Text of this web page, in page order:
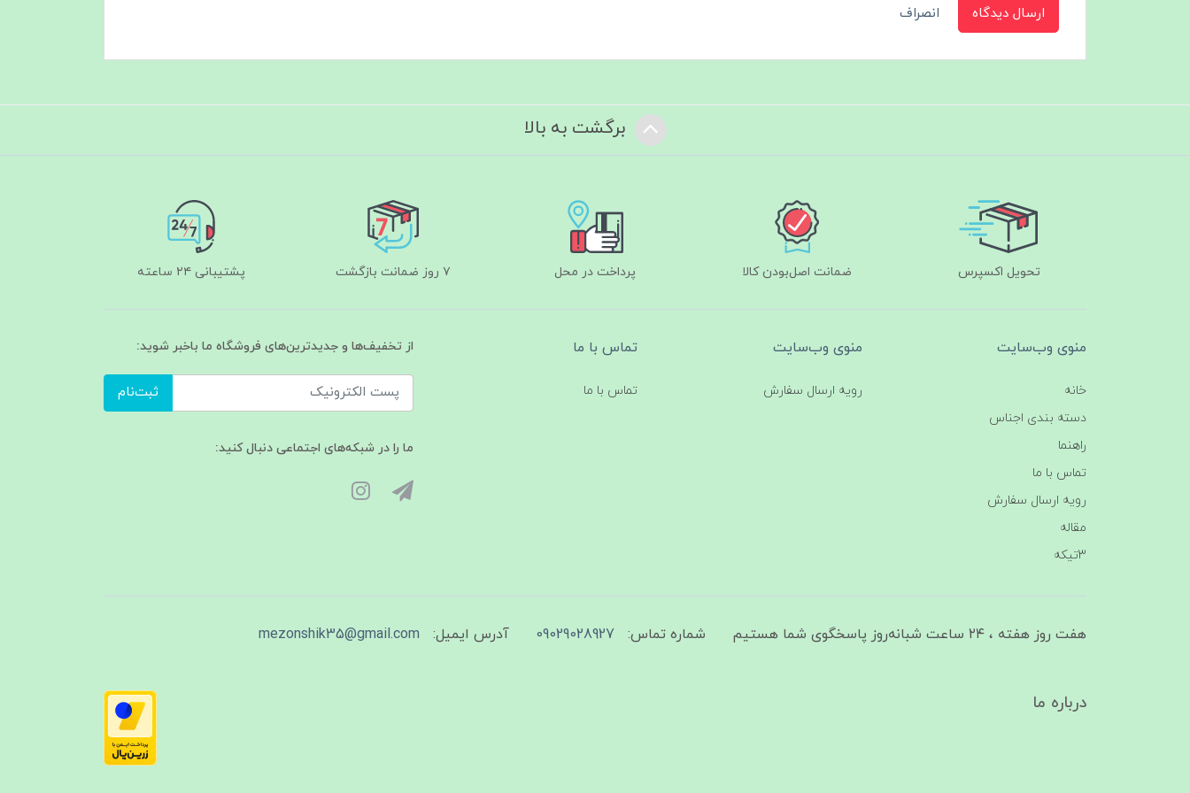
ارسال دیدگاه انصراف
برگشت به بالا
تحویل اکسپرس ضمانت اصل‌بودن کالا پرداخت در محل ۷ روز ضمانت بازگشت پشتیبانی ۲۴ ساعته
منوی وب‌سایت
خانه
دسته بندی اجناس
راهنما
تماس با ما
رویه ارسال سفارش
مقاله
3تیکه
منوی وب‌سایت
رویه ارسال سفارش
تماس با ما
تماس با ما
از تخفیف‌ها و جدیدترین‌های فروشگاه ما باخبر شوید:
ثبت‌نام
ما را در شبکه‌های اجتماعی دنبال کنید:
هفت روز هفته ، ۲۴ ساعت شبانه‌روز پاسخگوی شما هستیم شماره تماس: 09029028927 آدرس ایمیل: mezonshik35@gmail.com
درباره ما